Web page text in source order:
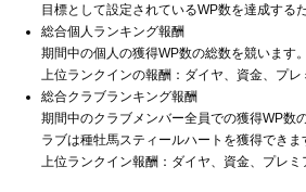
目標として設定されているWP数を達成する
総合個人ランキング報酬
期間中の個人の獲得WP数の総数を競います。
上位ランクインの報酬：ダイヤ、資金、プ
総合クラブランキング報酬
期間中のクラブメンバー全員での獲得WP数
ラブは種牡馬スティールハートを獲得できま
上位ランクイン報酬：ダイヤ、資金、プレ